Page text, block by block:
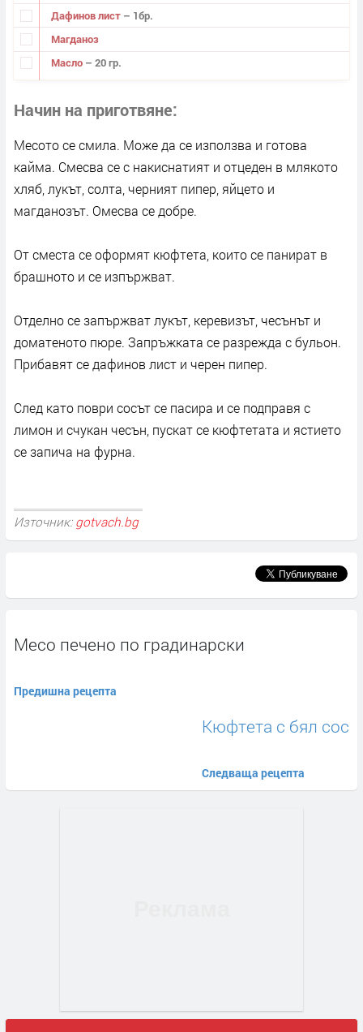
Дафинов лист – 1бр.
Магданоз
Масло – 20 гр.
Начин на приготвяне
Месото се смила. Може да се използва и готова
кайма. Смесва се с накиснатият и отцеден в млякото
хляб, лукът, солта, черният пипер, яйцето и
магданозът. Омесва се добре.
От сместа се оформят кюфтета, които се панират в
брашното и се изпържват.
Отделно се запържват лукът, керевизът, чесънът и
доматеното пюре. Запръжката се разрежда с бульон.
Прибавят се дафинов лист и черен пипер.
След като поври сосът се пасира и се подправя с
лимон и счукан чесън, пускат се кюфтетата и ястието
се запича на фурна.
Източник: gotvach.bg
Месо печено по градинарски
Предишна рецепта
Кюфтета с бял сос
Следваща рецепта